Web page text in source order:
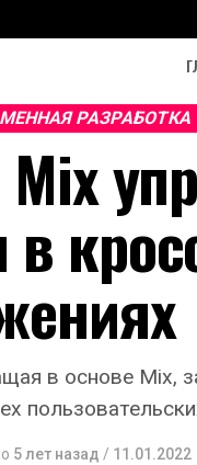
РАЗРАБОТКА
в
в основе Mix,
5 лет назад / 11.01.2022